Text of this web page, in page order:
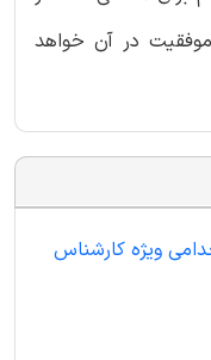
در آن خواهد
ویژه کارشناس